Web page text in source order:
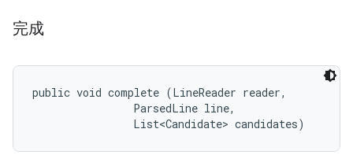
完成
public void complete (LineReader reader,
                ParsedLine line,
                List<Candidate> candidates)